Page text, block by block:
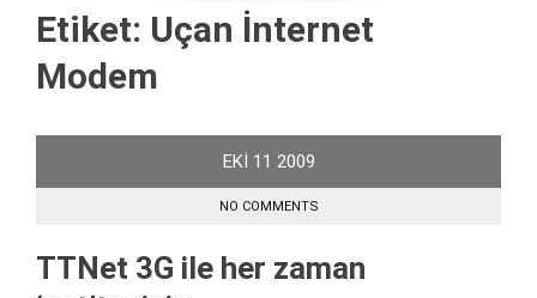
Etiket: Uçan İnternet
Modem
EKI 11 2009
NO COMMENTS
TTNet 3G ile her zaman